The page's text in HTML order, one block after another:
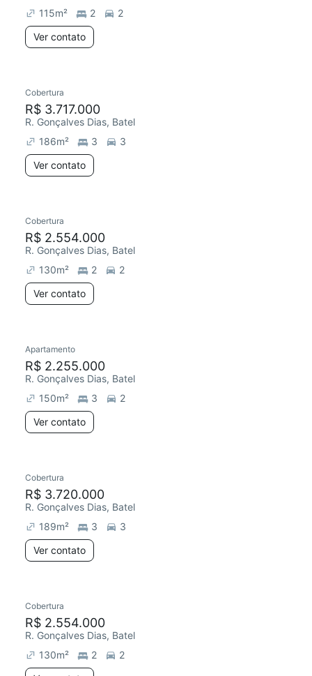
115m² 2
2
Ver contato
Chegou este mês
Cobertura
R$ 3.717.000
R. Gonçalves Dias, Batel
186m² 3
3
Ver contato
Cobertura
R$ 2.554.000
R. Gonçalves Dias, Batel
130m² 2
2
Ver contato
Apartamento
R$ 2.255.000
R. Gonçalves Dias, Batel
150m² 3
2
Ver contato
Cobertura
R$ 3.720.000
R. Gonçalves Dias, Batel
189m² 3
3
Ver contato
Cobertura
R$ 2.554.000
R. Gonçalves Dias, Batel
130m² 2
2